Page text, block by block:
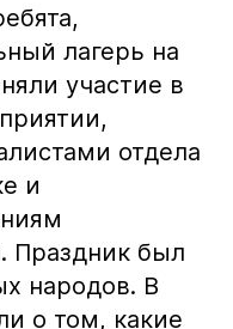
лагерь на
участие в
отдела
и
Праздник был
народов. В
о том, какие